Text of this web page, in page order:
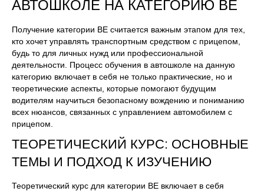
АВТОШКОЛЕ НА КАТЕГОРИЮ ВЕ
Получение категории ВЕ считается важным этапом для тех,
кто хочет управлять транспортным средством с прицепом,
будь то для личных нужд или профессиональной
деятельности. Процесс обучения в автошколе на данную
категорию включает в себя не только практические, но и
теоретические аспекты, которые помогают будущим
водителям научиться безопасному вождению и пониманию
всех нюансов, связанных с управлением автомобилем с
прицепом.
ТЕОРЕТИЧЕСКИЙ КУРС: ОСНОВНЫЕ
ТЕМЫ И ПОДХОД К ИЗУЧЕНИЮ
Теоретический курс для категории ВЕ включает в себя